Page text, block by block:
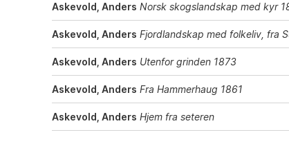
Askevold, Anders Norsk skogslandskap med kyr
Askevold, Anders Fjordlandskap med folkeliv, fra
Askevold, Anders Utenfor grinden 1873
Askevold, Anders Fra Hammerhaug 1861
Askevold, Anders Hjem fra seteren